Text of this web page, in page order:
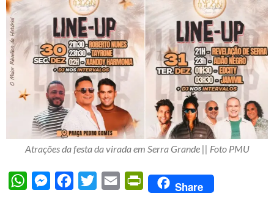
Atrações da festa da virada em Serra Grande || Foto PMU
WhatsAppMessengerFacebook
Twitter Email PrintFriendly
Share